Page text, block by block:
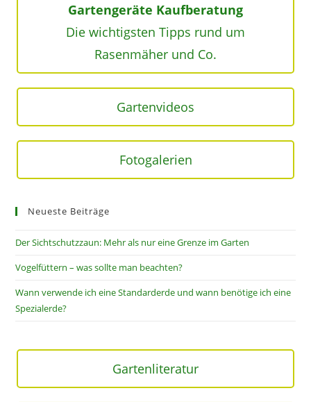
Gartengeräte Kaufberatung
Die wichtigsten Tipps rund um
Rasenmäher und Co.
Gartenvideos
Fotogalerien
Neueste Beiträge
Der Sichtschutzzaun: Mehr als nur eine Grenze im Garten
Vogelfüttern – was sollte man beachten?
Wann verwende ich eine Standarderde und wann benötige ich eine
Spezialerde?
Gartenliteratur